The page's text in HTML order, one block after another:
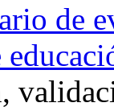
de